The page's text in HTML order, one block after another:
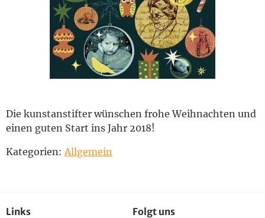
Die kunstanstifter wünschen frohe Weihnachten und
einen guten Start ins Jahr 2018!
Kategorien: Allgemein
Links Folgt uns
English